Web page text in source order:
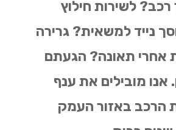
רכב? לשירות חילוץ
נייד למשאית? גרירה
אחרי תאונה? הגעתם
אנו מובילים את ענף
הרכב באזור העמק